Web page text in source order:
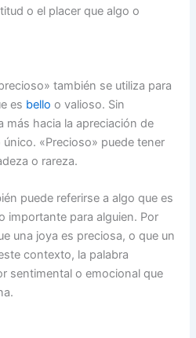
o el placer que algo o
también se utiliza para
es bello o valioso. Sin
más hacia la apreciación de
«Precioso» puede tener
o rareza.
puede referirse a algo que es
importante para alguien. Por
una joya es preciosa, o que un
contexto, la palabra
sentimental o emocional que